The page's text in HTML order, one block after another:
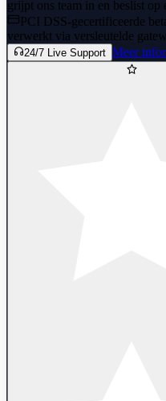
grijpt ons team in en beslist op
PCI DSS-gecertificeerde
verwerkt via versleutelde
24/7 Live Support Meer